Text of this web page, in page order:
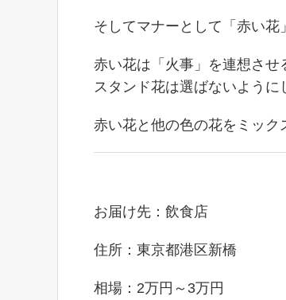
そしてマナーとして「赤い花
赤い花は「火事」を連想さ
スタンド花は選ばないように
赤い花と他の色の花をミック
お届け先：飲食店
住所：東京都港区新橋
相場：2万円～3万円